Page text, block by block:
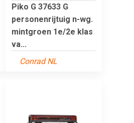
Piko G 37633 G
personenrijtuig n-wg.
mintgroen 1e/2e klas
va...
Conrad NL